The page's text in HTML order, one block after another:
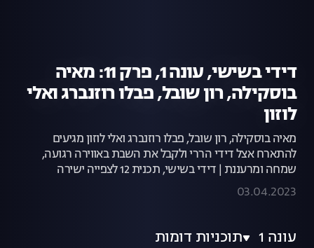
דידי בשישי, עונה 1, פרק 11: מאיה
בוסקילה, רון שובל, פבלו רוזנברג ואלי
לוזון
מאיה בוסקילה, רון שובל, פבלו רוזנברג ואלי לוזון מגיעים
להתארח אצל דידי הררי ולקבל את השבת באווירה רגועה,
שמחה ומרעננת | דידי בשישי, תכנית 12 לצפייה ישירה
03.04.2023
עונה 1 תוכניות דומות